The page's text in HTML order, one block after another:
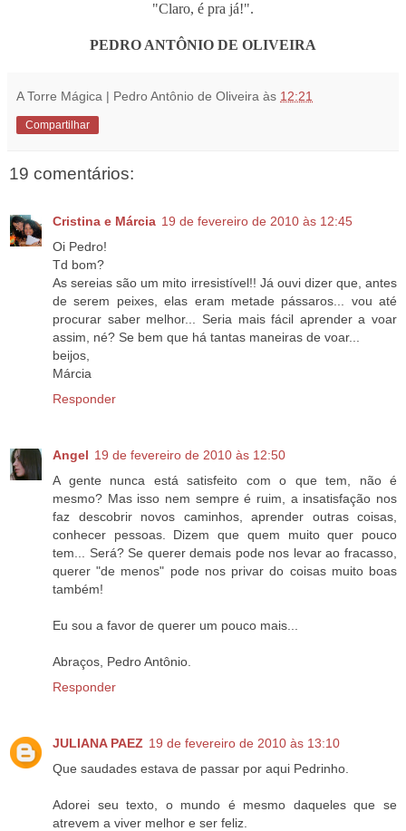
"Claro, é pra já!".
PEDRO ANTÔNIO DE OLIVEIRA
A Torre Mágica | Pedro Antônio de Oliveira às 12:21
Compartilhar
19 comentários:
Cristina e Márcia 19 de fevereiro de 2010 às 12:45
Oi Pedro!
Td bom?
As sereias são um mito irresistível!! Já ouvi dizer que, antes
de serem peixes, elas eram metade pássaros... vou até
procurar saber melhor... Seria mais fácil aprender a voar
assim, né? Se bem que há tantas maneiras de voar...
beijos,
Márcia
Responder
Angel 19 de fevereiro de 2010 às 12:50
A gente nunca está satisfeito com o que tem, não é
mesmo? Mas isso nem sempre é ruim, a insatisfação nos
faz descobrir novos caminhos, aprender outras coisas,
conhecer pessoas. Dizem que quem muito quer pouco
tem... Será? Se querer demais pode nos levar ao fracasso,
querer "de menos" pode nos privar do coisas muito boas
também!
Eu sou a favor de querer um pouco mais...
Abraços, Pedro Antônio.
Responder
JULIANA PAEZ 19 de fevereiro de 2010 às 13:10
Que saudades estava de passar por aqui Pedrinho.
Adorei seu texto, o mundo é mesmo daqueles que se
atrevem a viver melhor e ser feliz.